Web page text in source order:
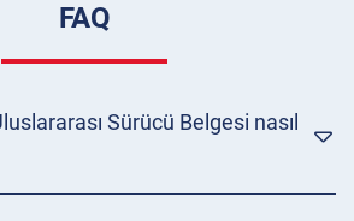
FAQ
Sürücü Belgesi nasıl